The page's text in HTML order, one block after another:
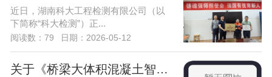
近日，湖南科大工程检测有限公司（以
下简称“科大检测”）正...
阅读数：79 日期：2026-05-12
关于《桥梁大体积混凝土智能温控新技术